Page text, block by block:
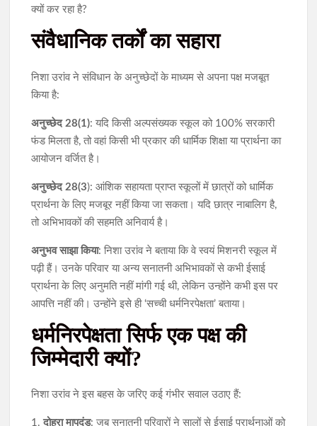
क्यों कर रहा है?
संवैधानिक तर्कों का सहारा
निशा उरांव ने संविधान के अनुच्छेदों के माध्यम से अपना पक्ष मजबूत
किया है:
अनुच्छेद 28(1): यदि किसी अल्पसंख्यक स्कूल को 100% सरकारी
फंड मिलता है, तो वहां किसी भी प्रकार की धार्मिक शिक्षा या प्रार्थना का
आयोजन वर्जित है।
अनुच्छेद 28(3): आंशिक सहायता प्राप्त स्कूलों में छात्रों को धार्मिक
प्रार्थना के लिए मजबूर नहीं किया जा सकता। यदि छात्र नाबालिग है,
तो अभिभावकों की सहमति अनिवार्य है।
अनुभव साझा किया: निशा उरांव ने बताया कि वे स्वयं मिशनरी स्कूल में
पढ़ी हैं। उनके परिवार या अन्य सनातनी अभिभावकों से कभी ईसाई
प्रार्थना के लिए अनुमति नहीं मांगी गई थी, लेकिन उन्होंने कभी इस पर
आपत्ति नहीं की। उन्होंने इसे ही ‘सच्ची धर्मनिरपेक्षता’ बताया।
धर्मनिरपेक्षता सिर्फ एक पक्ष की
जिम्मेदारी क्यों?
निशा उरांव ने इस बहस के जरिए कई गंभीर सवाल उठाए हैं:
1.दोहरा मापदंड: जब सनातनी परिवारों ने सालों से ईसाई प्रार्थनाओं को